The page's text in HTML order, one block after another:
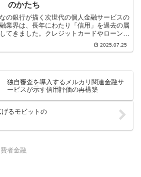
のかたち
の銀行が描く次世代の個人金融サービスの
業界は、長年にわたり「信用」を過去の属
てきました。クレジットカードやローンの
続年数、年収過去の借入履歴とい...2025.07.25
独自審査を導入するメルカリ関連金融サ
ービスが示す信用評価の再構築
るモビットの
者金融